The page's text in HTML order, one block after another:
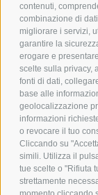
contenuti,
combinazione di
migliorare i servizi,
garantire la
erogare e
scelte sulla privacy,
fonti di dati,
base alle
geolocalizzazione
informazioni
o revocare il tuo
Cliccando su
simili. Utilizza il
tue scelte o "Rifiuta
strettamente